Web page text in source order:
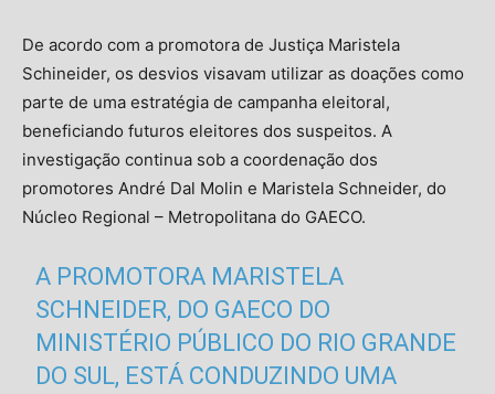
De acordo com a promotora de Justiça Maristela
Schineider, os desvios visavam utilizar as doações como
parte de uma estratégia de campanha eleitoral,
beneficiando futuros eleitores dos suspeitos. A
investigação continua sob a coordenação dos
promotores André Dal Molin e Maristela Schneider, do
Núcleo Regional – Metropolitana do GAECO.
A PROMOTORA MARISTELA
SCHNEIDER, DO GAECO DO
MINISTÉRIO PÚBLICO DO RIO GRANDE
DO SUL, ESTÁ CONDUZINDO UMA